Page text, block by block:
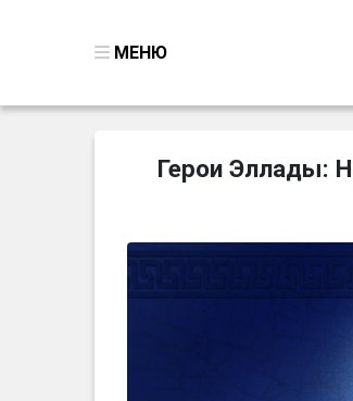
МЕНЮ
ПОИСК ПРЕДМЕТОВ
БИЗНЕС
ТРИ-В-РЯД
Герои Эллады: